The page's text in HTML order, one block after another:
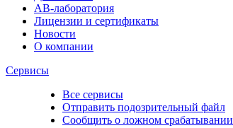
АВ-лаборатория
Лицензии и сертификаты
Новости
О компании
Сервисы
Все сервисы
Отправить подозрительный файл
Сообщить о ложном срабатывании